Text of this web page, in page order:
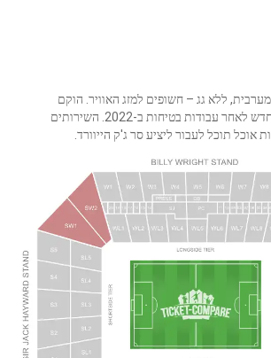
מערבית, ללא גג – חשופים למזג האוויר. הוקם
ב-2003, נסגר ונפתח מחדש לאחר עבודות בטיחות ב-2022. השירותים
אוכל תוכל לעבור ליציע סר ג'ק הייוורד.